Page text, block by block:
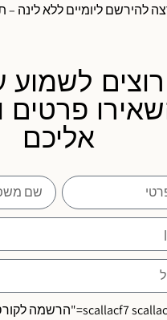
ליומיים ללא לינה – תשלם
רוצים לשמוע
פרטים
אליכם